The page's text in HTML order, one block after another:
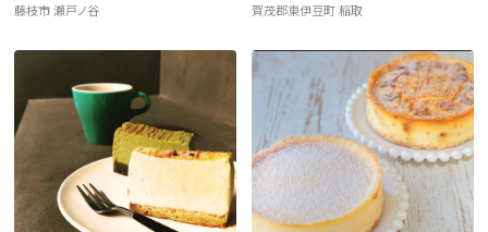
藤枝市 瀬戸ノ谷 賀茂郡東伊豆町 稲取